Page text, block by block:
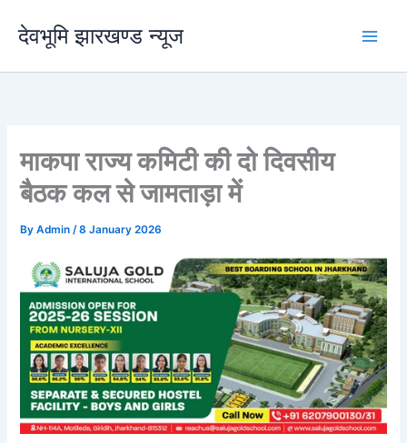
content
देवभूमि झारखण्ड न्यूज
माकपा राज्य कमिटी की दो दिवसीय
बैठक कल से जामताड़ा में
ByAdmin/8 January 2026